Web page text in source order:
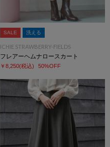
SALE 洗える
ICHIE STRAWBERRY-FIELDS
フレアーヘムナロースカート
￥8,250(税込) 50%OFF